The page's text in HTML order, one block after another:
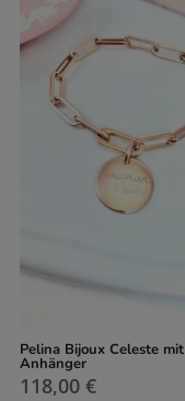
Pelina Bijoux Celeste mit
Anhänger
118,00 €